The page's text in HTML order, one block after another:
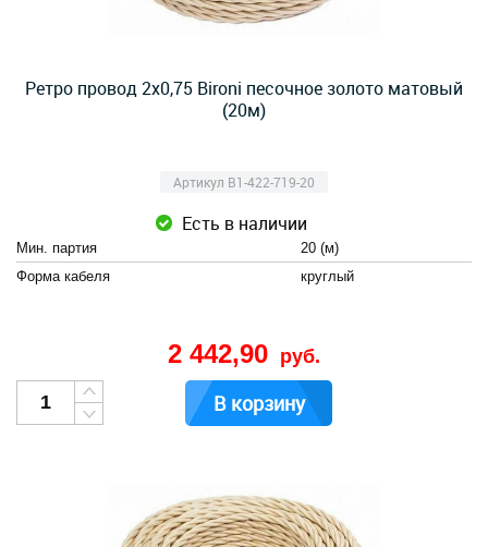
Ретро провод 2х0,75 Bironi песочное золото матовый
(20м)
Артикул B1-422-719-20
Есть в наличии
Мин. партия
20 (м)
Форма кабеля
круглый
2 442,90 руб.
В корзину